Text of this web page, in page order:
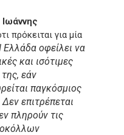
πρόκειται για μία
Ελλάδα οφείλει να
και ισότιμες
εάν
παγκόσμιος
επιτρέπεται
πληρούν τις